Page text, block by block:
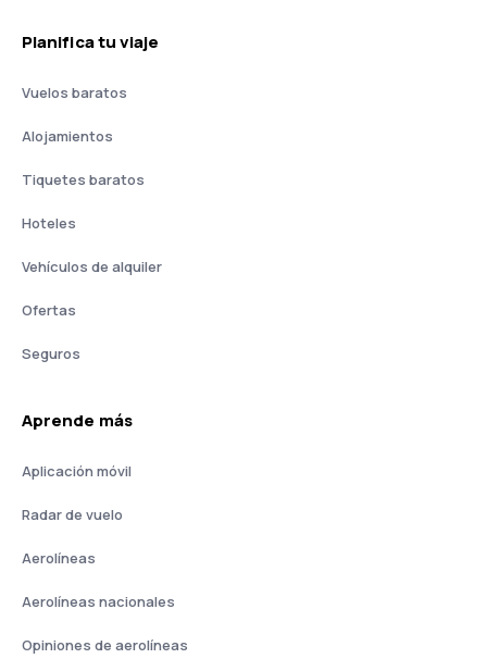
Planifica tu viaje
Vuelos baratos
Alojamientos
Tiquetes baratos
Hoteles
Vehículos de alquiler
Ofertas
Seguros
Aprende más
Aplicación móvil
Radar de vuelo
Aerolíneas
Aerolíneas nacionales
Opiniones de aerolíneas